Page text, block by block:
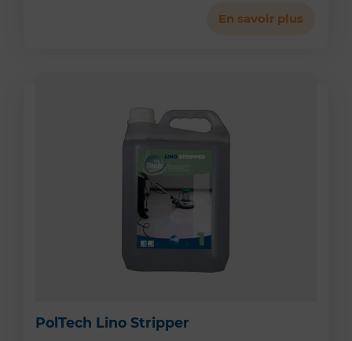
En savoir plus
PolTech Lino Stripper